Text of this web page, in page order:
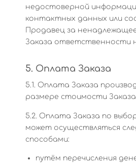
недостоверной
контактных данных или
Продавец за
Заказа ответственности
5. Оплата Заказа
5.1. Оплата Заказа
размере стоимости
5.2. Оплата Заказа по
может осуществляться
способами:
путём перечисления